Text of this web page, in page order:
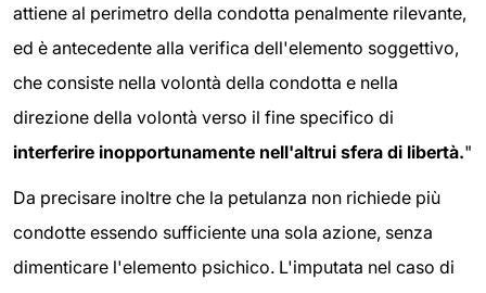
attiene al perimetro della condotta penalmente rilevante,
ed è antecedente alla verifica dell'elemento soggettivo,
che consiste nella volontà della condotta e nella
direzione della volontà verso il fine specifico di
interferire inopportunamente nell'altrui sfera di libertà."
Da precisare inoltre che la petulanza non richiede più
condotte essendo sufficiente una sola azione, senza
dimenticare l'elemento psichico. L'imputata nel caso di